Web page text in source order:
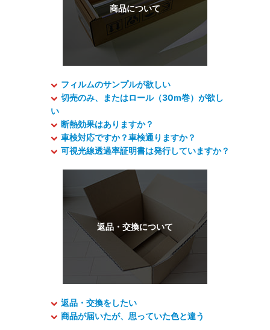
フィルムのサンプルが欲しい
切売のみ、またはロール（30m巻）が欲し
い
断熱効果はありますか？
車検対応ですか？車検通りますか？
可視光線透過率証明書は発行していますか？
返品・交換をしたい
商品が届いたが、思っていた色と違う